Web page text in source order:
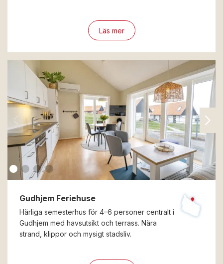
Läs mer
Gudhjem Feriehuse
Härliga semesterhus för 4–6 personer centralt i
Gudhjem med havsutsikt och terrass. Nära
strand, klippor och mysigt stadsliv.